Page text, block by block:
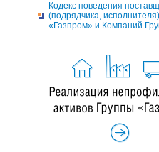
Кодекс поведения
(подрядчика,
«Газпром» и Компаний